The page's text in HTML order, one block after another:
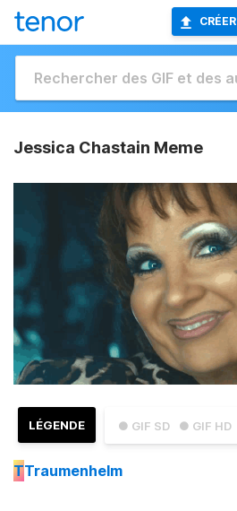
CRÉER
Jessica Chastain Meme
● GIF SD ● GIF HD
LÉGENDE
TTraumenhelm